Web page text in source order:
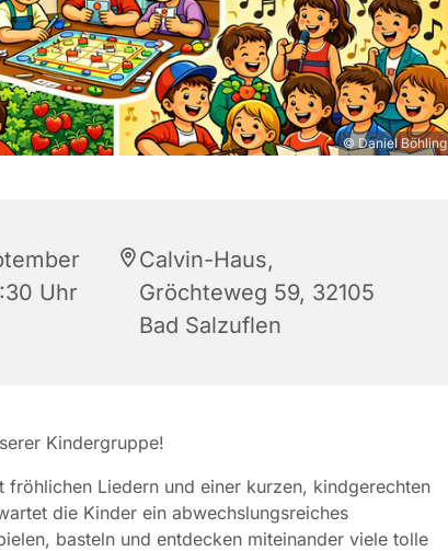
© Daniel Böhling
Uhr
Calvin-Haus,
Gröchteweg 59, 32105
Bad Salzuflen
Kindergruppe!
fröhlichen Liedern und einer kurzen, kindgerechten
die Kinder ein abwechslungsreiches
basteln und entdecken miteinander viele tolle